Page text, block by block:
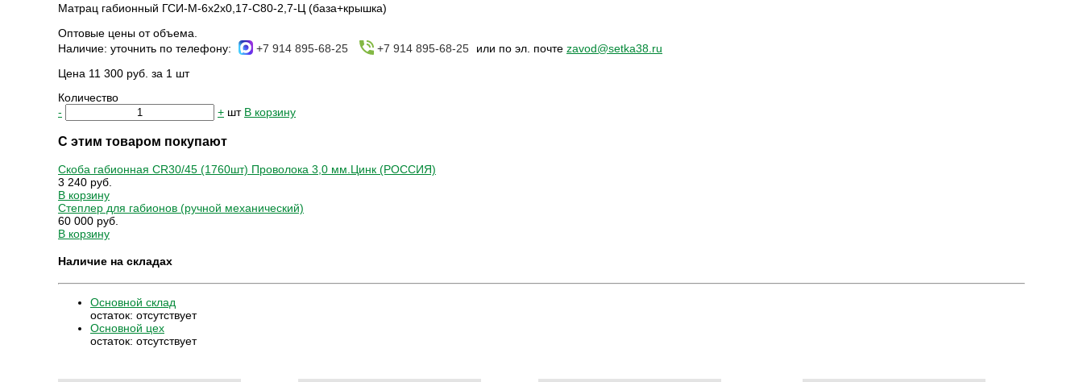
Матрац габионный ГСИ-М-6х2х0,17-С80-2,7-Ц (база+крышка)
Оптовые цены от объема.
Наличие: уточнить по телефону: +7 914 895-68-25 +7 914 895-68-25 или по эл. почте zavod@setka38.ru
Цена 11 300 руб. за 1 шт
Количество
-
+ шт В корзину
С этим товаром покупают
Скоба габионная CR30/45 (1760шт) Проволока 3,0 мм.Цинк (РОССИЯ)
3 240 руб.
В корзину
Степлер для габионов (ручной механический)
60 000 руб.
В корзину
Наличие на складах
Основной склад
остаток: отсутствует
Основной цех
остаток: отсутствует